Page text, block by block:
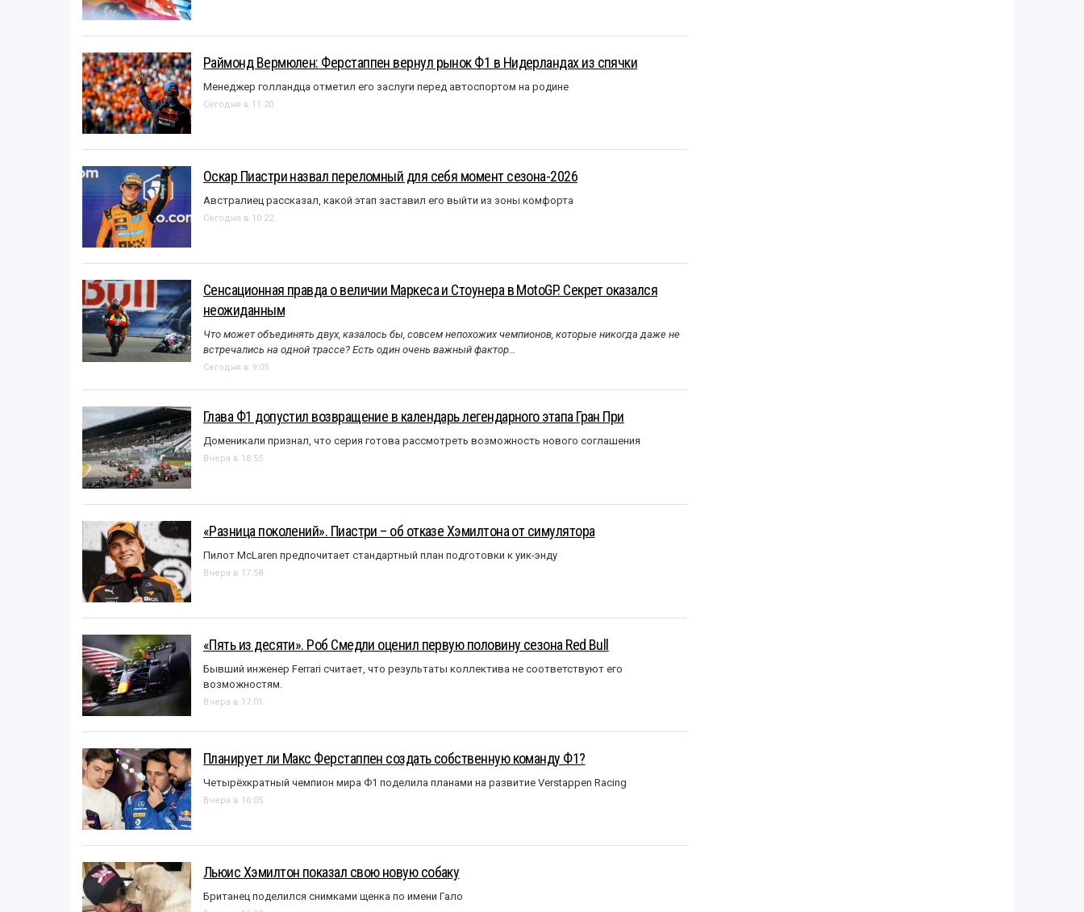
Раймонд Вермюлен: Ферстаппен вернул рынок Ф1 в Нидерландах из спячки
Менеджер голландца отметил его заслуги перед автоспортом на родине
Сегодня в 11:20
Оскар Пиастри назвал переломный для себя момент сезона-2026
Австралиец рассказал, какой этап заставил его выйти из зоны комфорта
Сегодня в 10:22
Сенсационная правда о величии Маркеса и Стоунера в MotoGP. Секрет оказался
неожиданным
Что может объединять двух, казалось бы, совсем непохожих чемпионов, которые никогда даже не
встречались на одной трассе? Есть один очень важный фактор…
Сегодня в 9:05
Глава Ф1 допустил возвращение в календарь легендарного этапа Гран При
Доменикали признал, что серия готова рассмотреть возможность нового соглашения
Вчера в 18:55
«Разница поколений». Пиастри – об отказе Хэмилтона от симулятора
Пилот McLaren предпочитает стандартный план подготовки к уик-энду
Вчера в 17:58
«Пять из десяти». Роб Смедли оценил первую половину сезона Red Bull
Бывший инженер Ferrari считает, что результаты коллектива не соответствуют его
возможностям.
Вчера в 17:01
Планирует ли Макс Ферстаппен создать собственную команду Ф1?
Четырёхкратный чемпион мира Ф1 поделила планами на развитие Verstappen Racing
Вчера в 16:05
Льюис Хэмилтон показал свою новую собаку
Британец поделился снимками щенка по имени Гало